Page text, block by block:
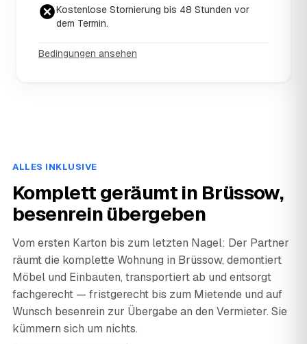
Kostenlose Stornierung bis 48 Stunden vor
dem Termin.
Bedingungen ansehen
ALLES INKLUSIVE
Komplett geräumt in Brüssow,
besenrein übergeben
Vom ersten Karton bis zum letzten Nagel: Der Partner
räumt die komplette Wohnung in Brüssow, demontiert
Möbel und Einbauten, transportiert ab und entsorgt
fachgerecht — fristgerecht bis zum Mietende und auf
Wunsch besenrein zur Übergabe an den Vermieter. Sie
kümmern sich um nichts.